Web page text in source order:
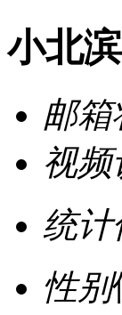
小北滨
邮
视
统计
性别